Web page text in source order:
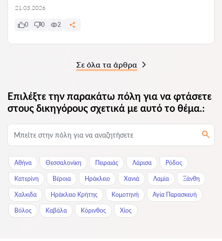
21.03.2026
0 0 2
Σε όλα τα άρθρα
Επιλέξτε την παρακάτω πόλη για να φτάσετε
στους δικηγόρους σχετικά με αυτό το θέμα.:
Αθήνα Θεσσαλονίκη Πειραιάς Λάρισα Ρόδος
Κατερίνη Βέροια Ηράκλειο Χανιά Λαμία Ξάνθη
Χαλκιδα Ηράκλειο Κρήτης Κομοτηνή Αγία Παρασκευή
Βόλος Καβάλα Κόρινθος Χίος